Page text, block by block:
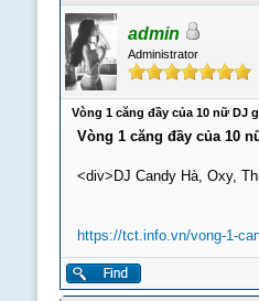
admin
Administrator
Vòng 1 căng đầy của 10 nữ DJ
Vòng 1 căng đầy của 10
<div>DJ Candy Hà, Oxy,
https://tct.info.vn/vong-1-